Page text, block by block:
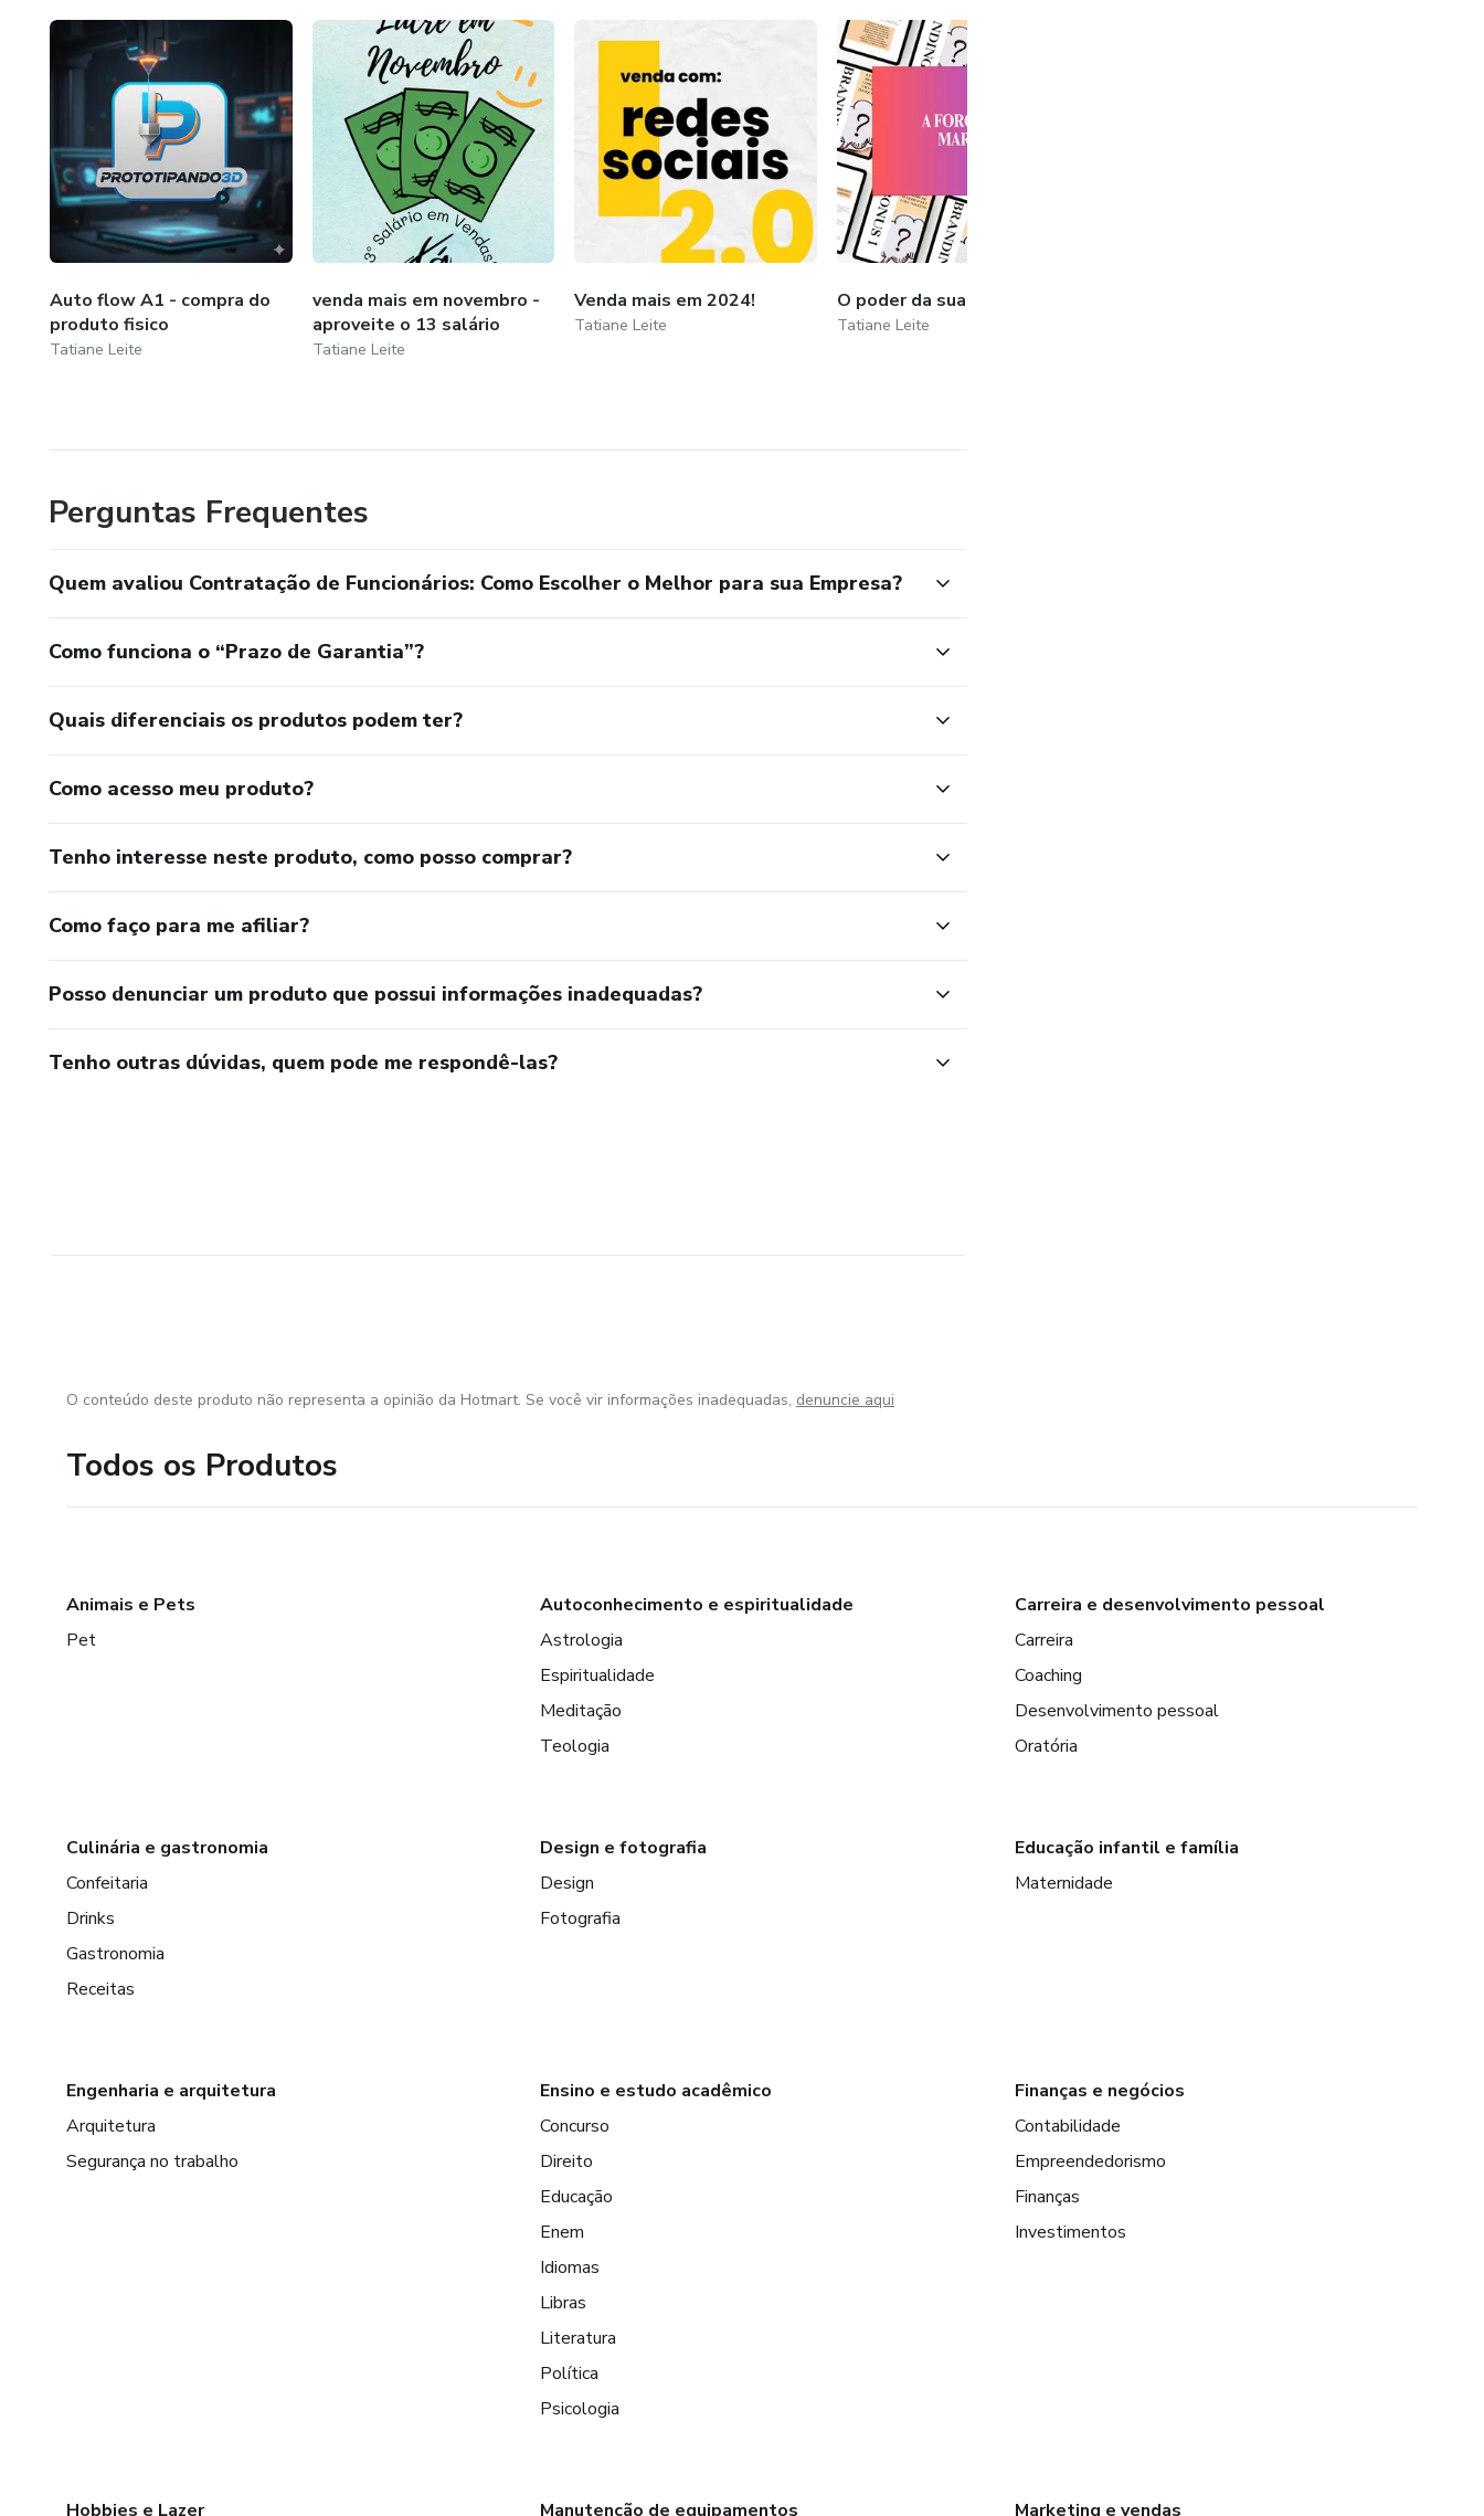
Auto flow A1 - compra do
produto fisico
Tatiane Leite
venda mais em novembro -
aproveite o 13 salário
Tatiane Leite
Venda mais em 2024!
Tatiane Leite
O poder da sua MARCA!
Tatiane Leite
Perguntas Frequentes
Quem avaliou Contratação de Funcionários: Como Escolher o Melhor para sua Empresa?
Como funciona o “Prazo de Garantia”?
Quais diferenciais os produtos podem ter?
Como acesso meu produto?
Tenho interesse neste produto, como posso comprar?
Como faço para me afiliar?
Posso denunciar um produto que possui informações inadequadas?
Tenho outras dúvidas, quem pode me respondê-las?
O conteúdo deste produto não representa a opinião da Hotmart. Se você vir informações inadequadas, denuncie aqui
Todos os Produtos
Animais e Pets
Pet
Autoconhecimento e espiritualidade
Astrologia
Espiritualidade
Meditação
Teologia
Carreira e desenvolvimento pessoal
Carreira
Coaching
Desenvolvimento pessoal
Oratória
Culinária e gastronomia
Confeitaria
Drinks
Gastronomia
Receitas
Design e fotografia
Design
Fotografia
Educação infantil e família
Maternidade
Engenharia e arquitetura
Arquitetura
Segurança no trabalho
Ensino e estudo acadêmico
Concurso
Direito
Educação
Enem
Idiomas
Libras
Literatura
Política
Psicologia
Finanças e negócios
Contabilidade
Empreendedorismo
Finanças
Investimentos
Hobbies e Lazer Manutenção de equipamentos Marketing e vendas